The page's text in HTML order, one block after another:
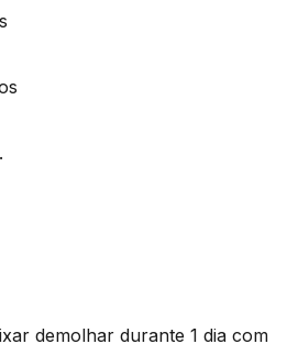
demolhar durante 1 dia com